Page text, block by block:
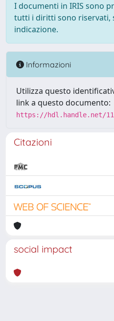
I documenti in IRIS sono
tutti i diritti sono riservati,
indicazione.
Informazioni
Utilizza questo
link a questo documento:
https://hdl.handle.net/
Citazioni
social impact